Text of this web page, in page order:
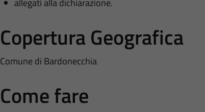
allegati alla dichiarazione.
Copertura Geografica
Comune di Bardonecchia
Come fare